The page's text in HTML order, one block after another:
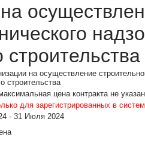
строительства
на осуществление
строительства
цена контракта не
для зарегистрированных в
- 31 Июля 2024